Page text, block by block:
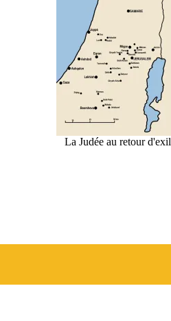
La Judée au retour d'exil